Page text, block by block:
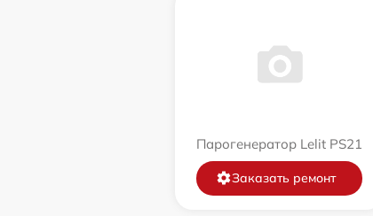
Парогенератор Lelit PS21
Заказать ремонт